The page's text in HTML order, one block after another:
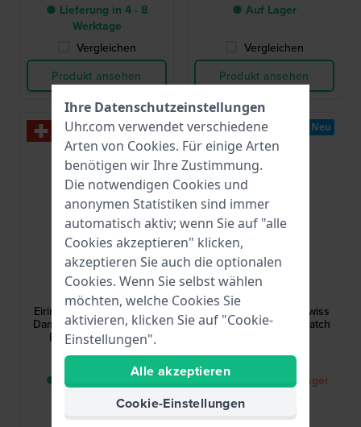
● Lieferung in 4 - 8
Werktage
Vergleichen
Produkt ansehen
● Auf Lager
Vergleichen
Produkt ansehen
Balmain
B4390.52.56
Eirini 25 mm Rechteckige
Damenuhr mit Tigerauge-
Edelstein-Zifferblatt
710,00 €
● Lieferung in 4 - 8
Werktage
Vergleichen
Balmain
B4738.33.26
Eirini 26 mm Square swiss
made square quartz watch
670,00 €
● Bald wieder auf Lager
Vergleichen
Neu
Ihre Datenschutzeinstellungen
Uhr.com verwendet verschiedene
Arten von Cookies. Für einige Arten
benötigen wir Ihre Zustimmung.
Die notwendigen Cookies und
anonymen Statistiken sind immer
automatisch aktiv; wenn Sie auf "alle
Cookies akzeptieren" klicken,
akzeptieren Sie auch die optionalen
Cookies. Wenn Sie selbst wählen
möchten, welche Cookies Sie
aktivieren, klicken Sie auf "Cookie-
Einstellungen".
Alle akzeptieren
Cookie-Einstellungen